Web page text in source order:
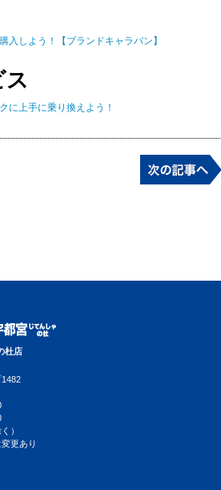
入しよう！【ブランドキャラバン】
ス
に上手に乗り換えよう！
杜店
）
更あり